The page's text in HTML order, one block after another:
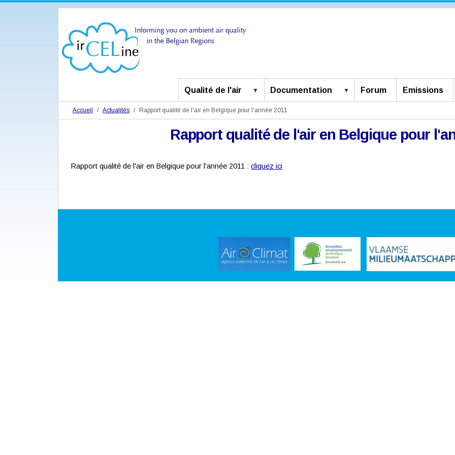
Qualité de l'air Documentation Forum Emissions
Accueil Actualités Rapport qualité de l'air en Belgique pour l'année 2011
Rapport qualité de l'air en Belgique pour
Rapport qualité de l'air en Belgique pour l'année 2011 :cliquez ici